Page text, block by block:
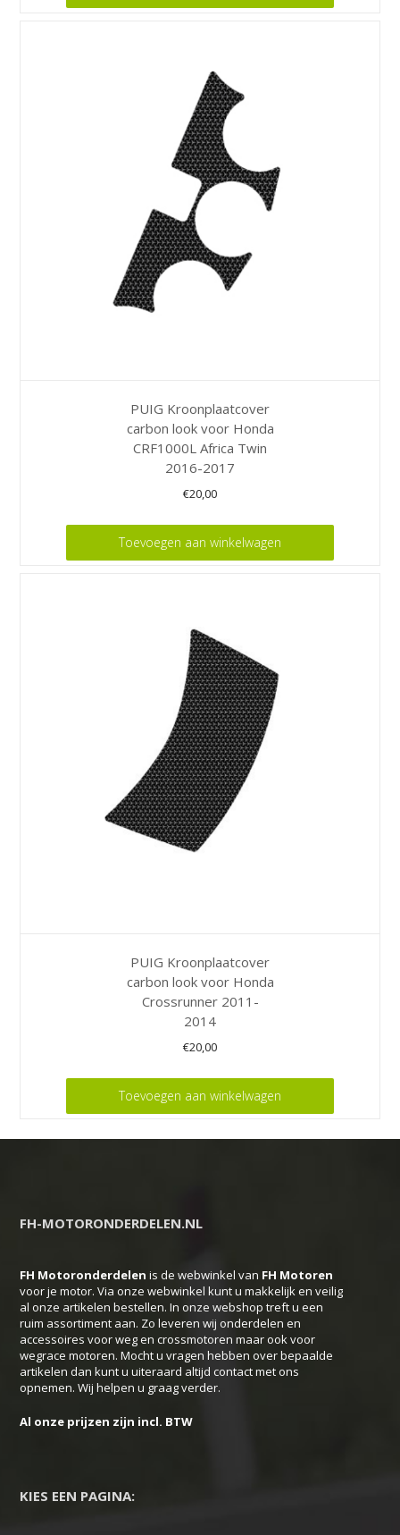
PUIG Kroonplaatcover
carbon look voor Honda
CRF1000L Africa Twin
2016-2017
€20,00
Toevoegen aan winkelwagen
PUIG Kroonplaatcover
carbon look voor Honda
Crossrunner 2011-
2014
€20,00
Toevoegen aan winkelwagen
FH-MOTORONDERDELEN.NL
FH Motoronderdelen is de webwinkel van FH Motoren
voor je motor. Via onze webwinkel kunt u makkelijk en veilig
al onze artikelen bestellen. In onze webshop treft u een
ruim assortiment aan. Zo leveren wij onderdelen en
accessoires voor weg en crossmotoren maar ook voor
wegrace motoren. Mocht u vragen hebben over bepaalde
artikelen dan kunt u uiteraard altijd contact met ons
opnemen. Wij helpen u graag verder.
Al onze prijzen zijn incl. BTW
KIES EEN PAGINA: